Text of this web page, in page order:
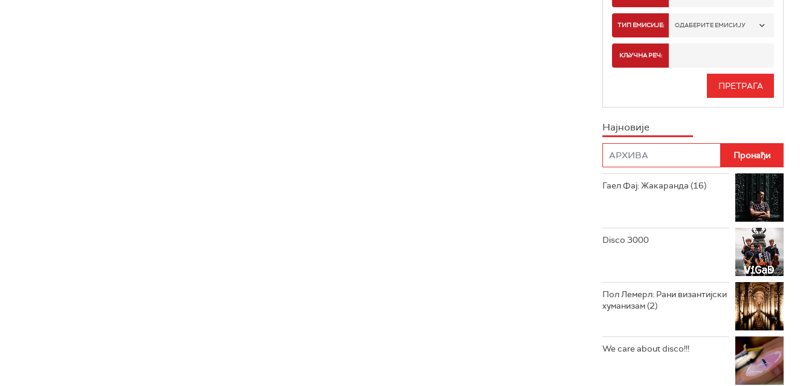
РАДИО БЕОГРАД 1
РАДИО БЕОГРАД 3
РАДИО РОКЕНРОЛЕР
РАДИО ЏУБОКС
РАДИО ВРТЕШКА
РАДИО ЏЕЗЕР
ТИП ЕМИСИЈЕ: ОДАБЕРИТЕ ЕМИСИЈУ
ИНФО
КЉУЧНА РЕЧ:
Најновије
Гаел Фај: Жакаранда (16)
Disco 3000
Пол Лемерл: Рани византијски
хуманизам (2)
We care about disco!!!